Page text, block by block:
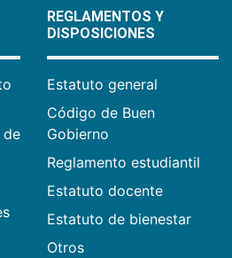
de
REGLAMENTOS Y
DISPOSICIONES
Estatuto general
Código de Buen
Gobierno
Reglamento estudiantil
Estatuto docente
Estatuto de bienestar
Otros